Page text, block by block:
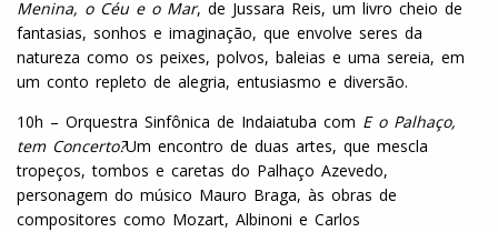
Menina, o Céu e o Mar, de Jussara Reis, um livro cheio de
fantasias, sonhos e imaginação, que envolve seres da
natureza como os peixes, polvos, baleias e uma sereia, em
um conto repleto de alegria, entusiasmo e diversão.
10h – Orquestra Sinfônica de Indaiatuba com E o Palhaço,
tem Concerto?Um encontro de duas artes, que mescla
tropeços, tombos e caretas do Palhaço Azevedo,
personagem do músico Mauro Braga, às obras de
compositores como Mozart, Albinoni e Carlos